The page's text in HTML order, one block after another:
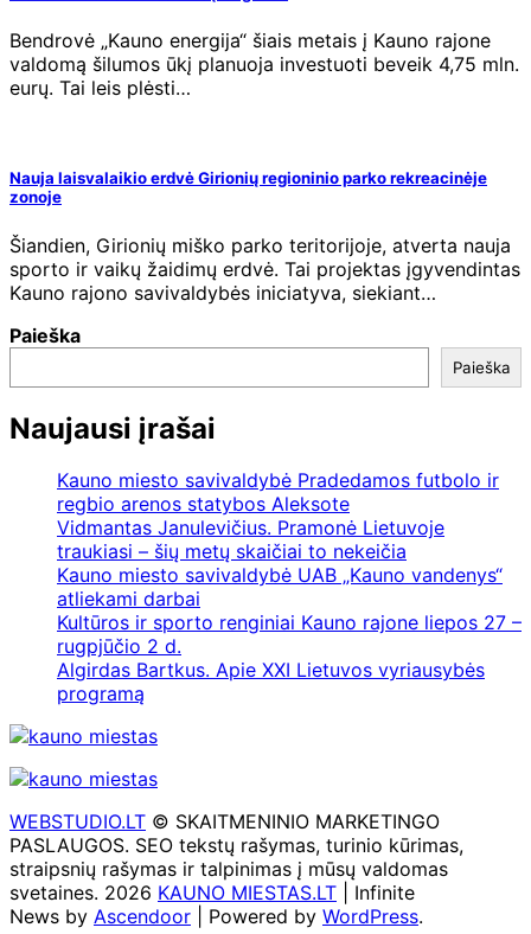
Bendrovė „Kauno energija“ šiais metais į Kauno rajone
valdomą šilumos ūkį planuoja investuoti beveik 4,75 mln.
eurų. Tai leis plėsti…
Nauja laisvalaikio erdvė Girionių regioninio parko rekreacinėje
zonoje
Šiandien, Girionių miško parko teritorijoje, atverta nauja
sporto ir vaikų žaidimų erdvė. Tai projektas įgyvendintas
Kauno rajono savivaldybės iniciatyva, siekiant…
Paieška
Paieška
Naujausi įrašai
Kauno miesto savivaldybė Pradedamos futbolo ir
regbio arenos statybos Aleksote
Vidmantas Janulevičius. Pramonė Lietuvoje
traukiasi – šių metų skaičiai to nekeičia
Kauno miesto savivaldybė UAB „Kauno vandenys“
atliekami darbai
Kultūros ir sporto renginiai Kauno rajone liepos 27 –
rugpjūčio 2 d.
Algirdas Bartkus. Apie XXI Lietuvos vyriausybės
programą
WEBSTUDIO.LT © SKAITMENINIO MARKETINGO
PASLAUGOS. SEO tekstų rašymas, turinio kūrimas,
straipsnių rašymas ir talpinimas į mūsų valdomas
svetaines. 2026 KAUNO MIESTAS.LT | Infinite
News by Ascendoor | Powered by WordPress.